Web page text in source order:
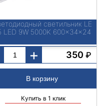
светильник LE
LED 9W 5000K 600x34x24
+ 350 ₽
Купить в 1 клик